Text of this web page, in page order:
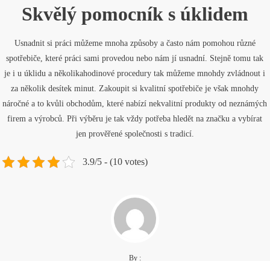
Skvělý pomocník s úklidem
Usnadnit si práci můžeme mnoha způsoby a často nám pomohou různé
spotřebiče, které práci sami provedou nebo nám jí usnadní. Stejně tomu tak
je i u úklidu a několikahodinové procedury tak můžeme mnohdy zvládnout i
za několik desítek minut. Zakoupit si kvalitní spotřebiče je však mnohdy
náročné a to kvůli obchodům, které nabízí nekvalitní produkty od neznámých
firem a výrobců. Při výběru je tak vždy potřeba hledět na značku a vybírat
jen prověřené společnosti s tradicí.
3.9/5 - (10 votes)
By :